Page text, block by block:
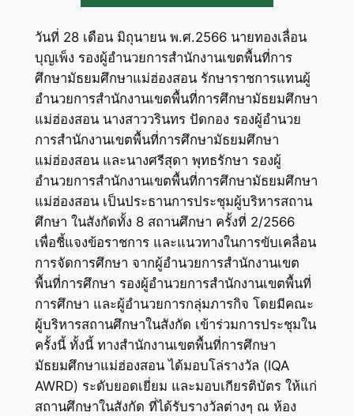
วันที่ 28 เดือน มิถุนายน พ.ศ.2566 นายทองเลื่อน
บุญเพ็ง รองผู้อำนวยการสำนักงานเขตพื้นที่การ
ศึกษามัธยมศึกษาแม่ฮ่องสอน รักษาราชการแทนผู้
อำนวยการสำนักงานเขตพื้นที่การศึกษามัธยมศึกษา
แม่ฮ่องสอน นางสาววรินทร ปัดกอง รองผู้อำนวย
การสำนักงานเขตพื้นที่การศึกษามัธยมศึกษา
แม่ฮ่องสอน และนางศรีสุดา พุทธรักษา รองผู้
อำนวยการสำนักงานเขตพื้นที่การศึกษามัธยมศึกษา
แม่ฮ่องสอน เป็นประธานการประชุมผู้บริหารสถาน
ศึกษา ในสังกัดทั้ง 8 สถานศึกษา ครั้งที่ 2/2566
เพื่อชี้แจงข้อราชการ และแนวทางในการขับเคลื่อน
การจัดการศึกษา จากผู้อำนวยการสำนักงานเขต
พื้นที่การศึกษา รองผู้อำนวยการสำนักงานเขตพื้นที่
การศึกษา และผู้อำนวยการกลุ่มภารกิจ โดยมีคณะ
ผู้บริหารสถานศึกษาในสังกัด เข้าร่วมการประชุมใน
ครั้งนี้ ทั้งนี้ ทางสำนักงานเขตพื้นที่การศึกษา
มัธยมศึกษาแม่ฮ่องสอน ได้มอบโล่รางวัล (IQA
AWRD) ระดับยอดเยี่ยม และมอบเกียรติบัตร ให้แก่
สถานศึกษาในสังกัด ที่ได้รับรางวัลต่างๆ ณ ห้อง